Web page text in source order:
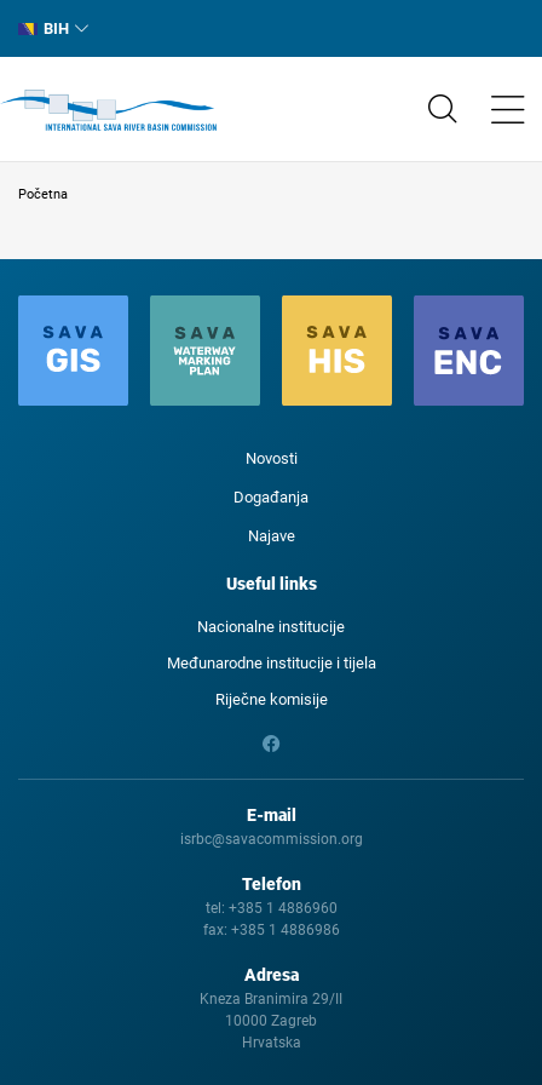
BIH
Početna
Novosti
Događanja
Najave
Useful links
Nacionalne institucije
Međunarodne institucije i tijela
Riječne komisije
E-mail
isrbc@savacommission.org
Telefon
tel: +385 1 4886960
fax: +385 1 4886986
Adresa
Kneza Branimira 29/II
10000 Zagreb
Hrvatska